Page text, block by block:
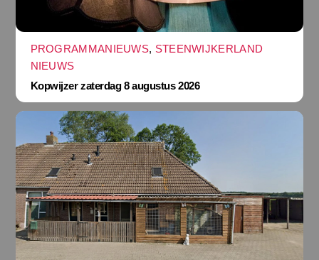
PROGRAMMANIEUWS, STEENWIJKERLAND
NIEUWS
Kopwijzer zaterdag 8 augustus 2026